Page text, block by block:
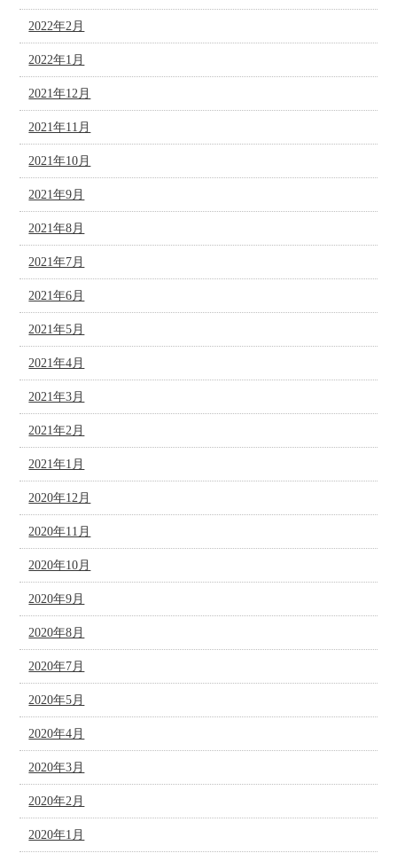
2022年2月
2022年1月
2021年12月
2021年11月
2021年10月
2021年9月
2021年8月
2021年7月
2021年6月
2021年5月
2021年4月
2021年3月
2021年2月
2021年1月
2020年12月
2020年11月
2020年10月
2020年9月
2020年8月
2020年7月
2020年5月
2020年4月
2020年3月
2020年2月
2020年1月